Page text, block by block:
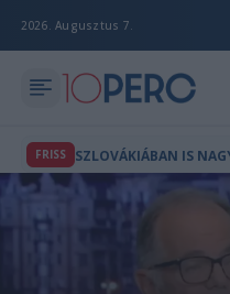
2026. Augusztus 7.
FRISS